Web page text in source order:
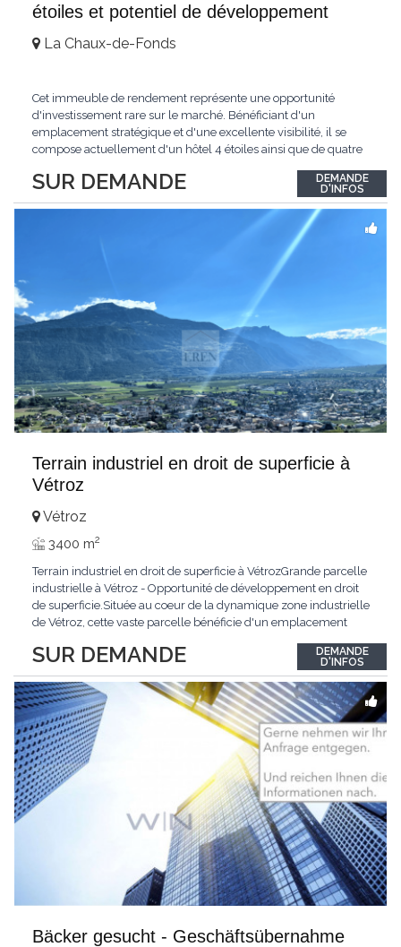
étoiles et potentiel de développement
SUR DEMANDE
La Chaux-de-Fonds
Cet immeuble de rendement représente une opportunité
d'investissement rare sur le marché. Bénéficiant d'un
emplacement stratégique et d'une excellente visibilité, il se
compose actuellement d'un hôtel 4 étoiles ainsi que de quatre
vitrines sur rue.L'hôtel génère un chiffre d'affaires stable et est
exploité par une équipe professionnelle...
DEMANDE
D'INFOS
Terrain industriel en droit de superficie à
Vétroz
SUR DEMANDE
Vétroz
3400 m2
Terrain industriel en droit de superficie à VétrozGrande parcelle
industrielle à Vétroz - Opportunité de développement en droit
de superficie.Située au coeur de la dynamique zone industrielle
de Vétroz, cette vaste parcelle bénéficie d'un emplacement
développement d'un projet immobilier à vocation industrielle,
artisanale, logistique ou...
DEMANDE
D'INFOS
Bäcker gesucht - Geschäftsübernahme